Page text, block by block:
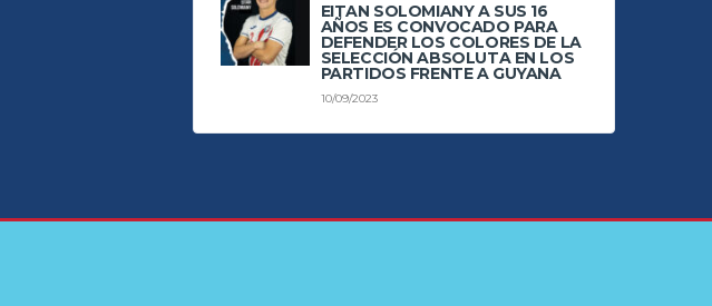
EITAN SOLOMIANY A SUS 16
AÑOS ES CONVOCADO PARA
DEFENDER LOS COLORES DE LA
SELECCIÓN ABSOLUTA EN LOS
PARTIDOS FRENTE A GUYANA
10/09/2023